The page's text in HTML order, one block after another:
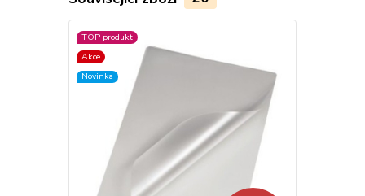
TOP produkt
Akce
Novinka